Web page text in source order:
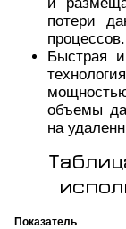
потери
процессов.
Быстрая
объемы
на
Показатель